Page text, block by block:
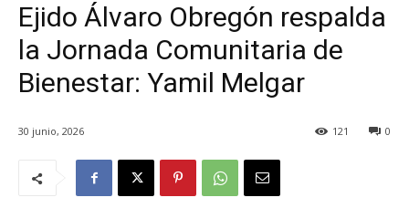
Ejido Álvaro Obregón respalda
la Jornada Comunitaria de
Bienestar: Yamil Melgar
30 junio, 2026 0
121